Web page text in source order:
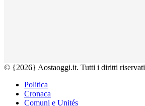
© {2026} Aostaoggi.it. Tutti i diritti riservati
Politica
Cronaca
Comuni e Unités